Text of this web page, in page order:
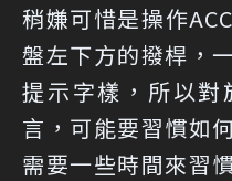
稍嫌可惜是操作
盤左下方的撥桿，
提示字樣，所以對
言，可能要習慣如
需要一些時間來習